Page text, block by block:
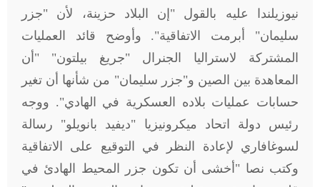
نيوزيلندا عليه بالقول "إن البلاد حزينة، لأن "جزر
سليمان" أبرمت الاتفاقية". وأوضح قائد العمليات
المشتركة لاستراليا الجنرال "جريغ بيلتون" "أن
المعاهدة بين الصين و"جزر سليمان" من شأنها أن تغير
حسابات عمليات بلاده العسكرية في الهادي". ووجه
رئيس دولة اتحاد ميكرونيزيا "ديفيد بانويلو" رسالة
لسوغافاري لإعادة النظر في التوقيع على الاتفاقية
وكتب نصا "أخشى أن تكون جزر المحيط الهادئ في